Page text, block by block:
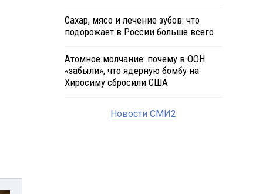
Сахар, мясо и лечение зубов: что
подорожает в России больше всего
Атомное молчание: почему в ООН
«забыли», что ядерную бомбу на
Хиросиму сбросили США
Новости СМИ2